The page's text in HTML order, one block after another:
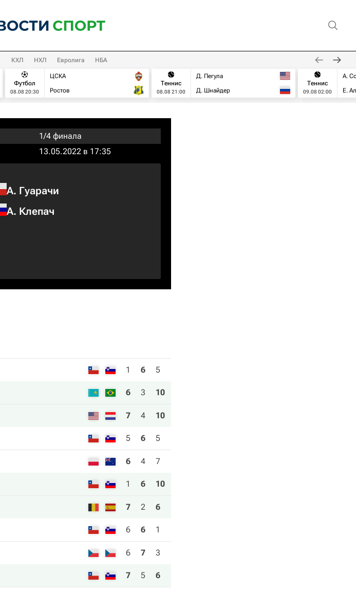
КХЛ НХЛ Евролига НБА
Футбол
08.08 20:30
ЦСКА
Ростов
Теннис
08.08 21:00
Д. Пегула
Д. Шнайдер
Теннис
09.08 02:00
А.
Е.
1/4 финала
13.05.2022 в 17:35
А. Гуарачи
А. Клепач
1 6 5
6 3 10
7 4 10
5 6 5
6 4 7
1 6 10
7 2 6
6 6 1
6 7 3
7 5 6